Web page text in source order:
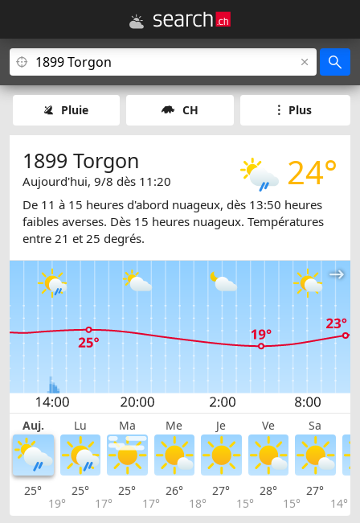
Pluie CH Plus
24°
1899 Torgon
Aujourd'hui, 9/8 dès 11:20
De 11 à 15 heures d'abord nuageux, dès 13:50 heures
faibles averses. Dès 15 heures nuageux. Températures
entre 21 et 25 degrés.
Auj. Lu Ma Me Je Ve Sa
25°
19°
25°
17°
25°
17°
26°
18°
27°
15°
28°
15°
27°
14°